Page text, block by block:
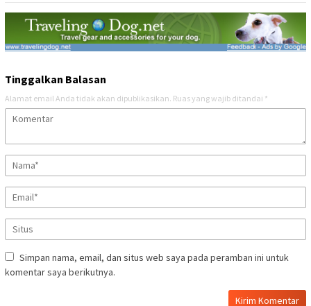
Tinggalkan Balasan
Alamat email Anda tidak akan dipublikasikan. Ruas yang wajib ditandai *
Simpan nama, email, dan situs web saya pada peramban ini untuk
komentar saya berikutnya.